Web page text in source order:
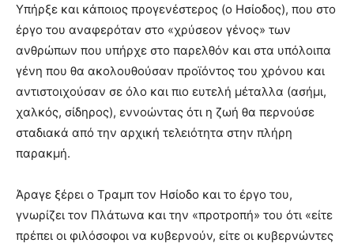
Υπήρξε και κάποιος προγενέστερος (ο Ησίοδος), που στο
έργο του αναφερόταν στο «χρύσεον γένος» των
ανθρώπων που υπήρχε στο παρελθόν και στα υπόλοιπα
γένη που θα ακολουθούσαν προϊόντος του χρόνου και
αντιστοιχούσαν σε όλο και πιο ευτελή μέταλλα (ασήμι,
χαλκός, σίδηρος), εννοώντας ότι η ζωή θα περνούσε
σταδιακά από την αρχική τελειότητα στην πλήρη
παρακμή.
Άραγε ξέρει ο Τραμπ τον Ησίοδο και το έργο του,
γνωρίζει τον Πλάτωνα και την «προτροπή» του ότι «είτε
πρέπει οι φιλόσοφοι να κυβερνούν, είτε οι κυβερνώντες